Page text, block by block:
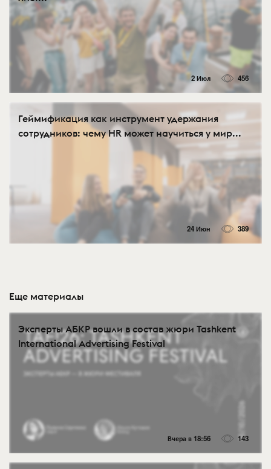
2 Июл 456
Геймификация как инструмент удержания
сотрудников: чему HR может научиться у мир...
24 Июн 389
Еще материалы
Эксперты АБКР вошли в состав жюри Tashkent
International Advertising Festival
Вчера в 18:56 143